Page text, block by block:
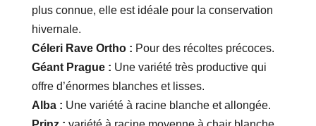
plus connue, elle est idéale pour la conservation
hivernale.
Céleri Rave Ortho : Pour des récoltes précoces.
Géant Prague : Une variété très productive qui
offre d’énormes blanches et lisses.
Alba : Une variété à racine blanche et allongée.